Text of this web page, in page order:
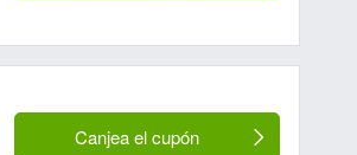
Canjea el cupón